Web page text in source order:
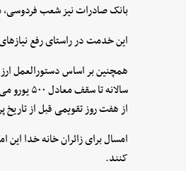
بانک صادرات نیز شعب فردوسی،
این خدمت در راستای رفع
سالانه
از هفت روز تقویمی قبل از تاریخ
کنند.